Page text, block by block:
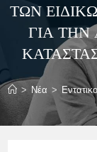
ΤΩΝ
ΓΙΑ ΤΗΝ
> Νέα >